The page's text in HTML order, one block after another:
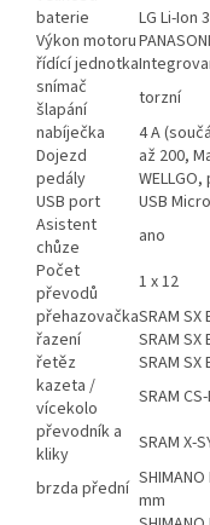
baterie
LG Li-Ion
Výkon motoru
řídící jednotka
snímač
šlapání
torzní
nabíječka
4 A
Dojezd
až 200,
pedály
USB port
USB
Asistent
chůze
ano
Počet
převodů
1 x 12
přehazovačkaSRAM
řazení
SRAM SX
řetěz
SRAM
kazeta /
vícekolo
SRAM
převodník a
kliky
SRAM X-
brzda přední mm